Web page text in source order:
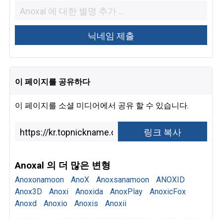
이 페이지를 공유하다
이 페이지를 소셜 미디어에서 공유 할 수 있습니다.
Anoxal 의 더 많은 변형
Anoxonamoon AnoX Anoxsanamoon
ANOXID
Anox3D
Anoxi Anoxida AnoxPlay
AnoxicFox
Anoxd
Anoxio Anoxis Anoxii